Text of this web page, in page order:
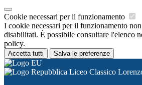
Cookie necessari per il funzionamento
I cookie necessari per il funzionamento non
disabilitati. È possibile consultare l'elenco
policy.
Accetta tutti Salva le preferenze
Liceo Classico